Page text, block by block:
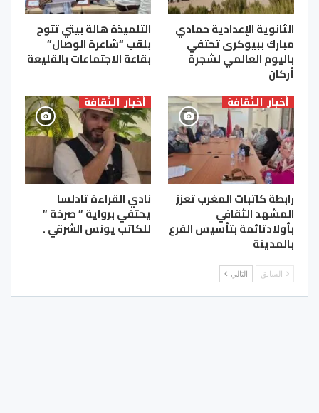
الثانوية الإعدادية حمادي
مبارك ببيوكرى تحتفي
باليوم العالمي لشجرة
أركان
التلميذة هالة بيتي تتوج
بلقب “شاعرة الوصال”
بقاعة الاجتماعات بالقليعة
أخبار الثقافة
رابطة كاتبات المغرب تعزز
المشهد الثقافي
بأولادتائمة بتأسيس الفرع
بالمدينة
أخبار الثقافة
نادي القراءة تادلسا
يحتفي برواية ” صرخة ”
للكاتب يونس الشرقي .
السابق التالي